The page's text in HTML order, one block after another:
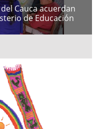
Cauca acuerdan
de Educación